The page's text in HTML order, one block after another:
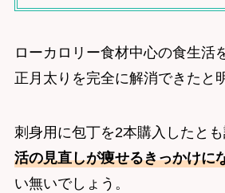
ローカロリー食材中心の食生活
正月太りを完全に解消できたと
刺身用に包丁を2本購入したとも
活の見直しが痩せるきっかけに
い無いでしょう。